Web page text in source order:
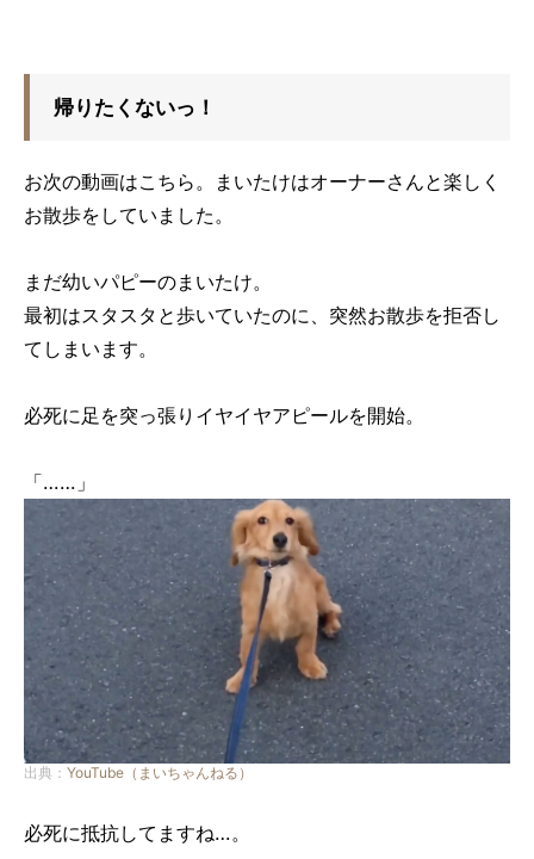
帰りたくないっ！
お次の動画はこちら。まいたけはオーナーさんと楽しく
お散歩をしていました。
まだ幼いパピーのまいたけ。
最初はスタスタと歩いていたのに、突然お散歩を拒否し
てしまいます。
必死に足を突っ張りイヤイヤアピールを開始。
「……」
出典： YouTube（まいちゃんねる）
必死に抵抗してますね…。